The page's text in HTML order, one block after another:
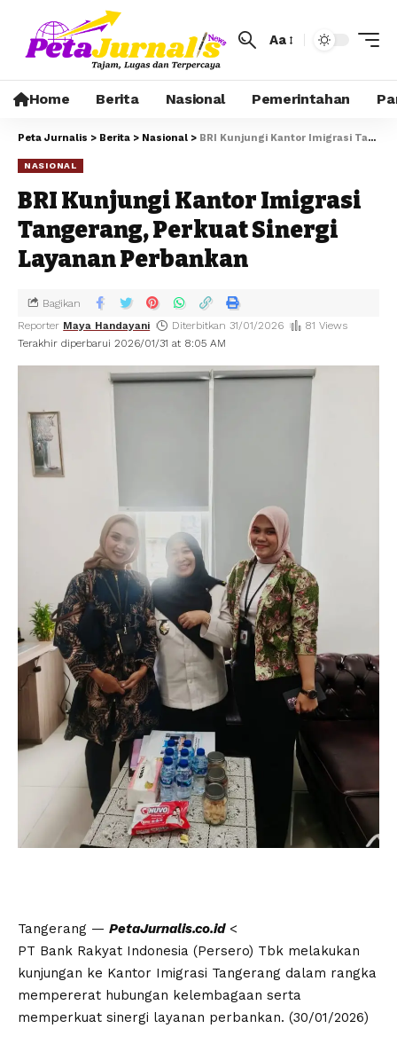
Aa
Home Berita Nasional Pemerintahan
Peta Jurnalis > Berita > Nasional > BRI Kunjungi Kantor Imigrasi Tangerang, Perkuat Sinergi Layanan Perbankan
NASIONAL
BRI Kunjungi Kantor Imigrasi
Tangerang, Perkuat Sinergi
Layanan Perbankan
Terakhir diperbarui 2026/01/31 at 8:05 AM
Reporter Maya Handayani Diterbitkan 31/01/2026 81 Views
Bagikan
Tangerang — PetaJurnalis.co.id<
PT Bank Rakyat Indonesia (Persero) Tbk melakukan
kunjungan ke Kantor Imigrasi Tangerang dalam rangka
mempererat hubungan kelembagaan serta
memperkuat sinergi layanan perbankan. (30/01/2026)